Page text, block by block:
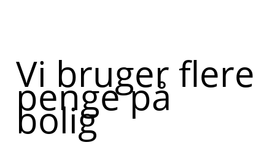
Vi bruger flere
penge på
bolig